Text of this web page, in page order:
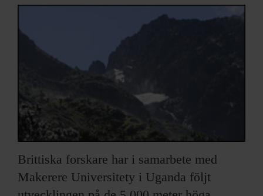
SKRIV I F&F
ANNONSERA I F&F
OM F&F
Brittiska forskare har i samarbete med
Makerere Universitety i Uganda följt